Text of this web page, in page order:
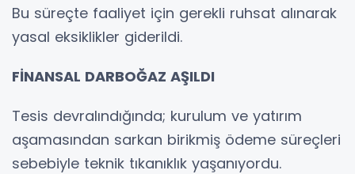
Bu süreçte faaliyet için gerekli ruhsat alınarak
yasal eksiklikler giderildi.
FİNANSAL DARBOĞAZ AŞILDI
Tesis devralındığında; kurulum ve yatırım
aşamasından sarkan birikmiş ödeme süreçleri
sebebiyle teknik tıkanıklık yaşanıyordu.